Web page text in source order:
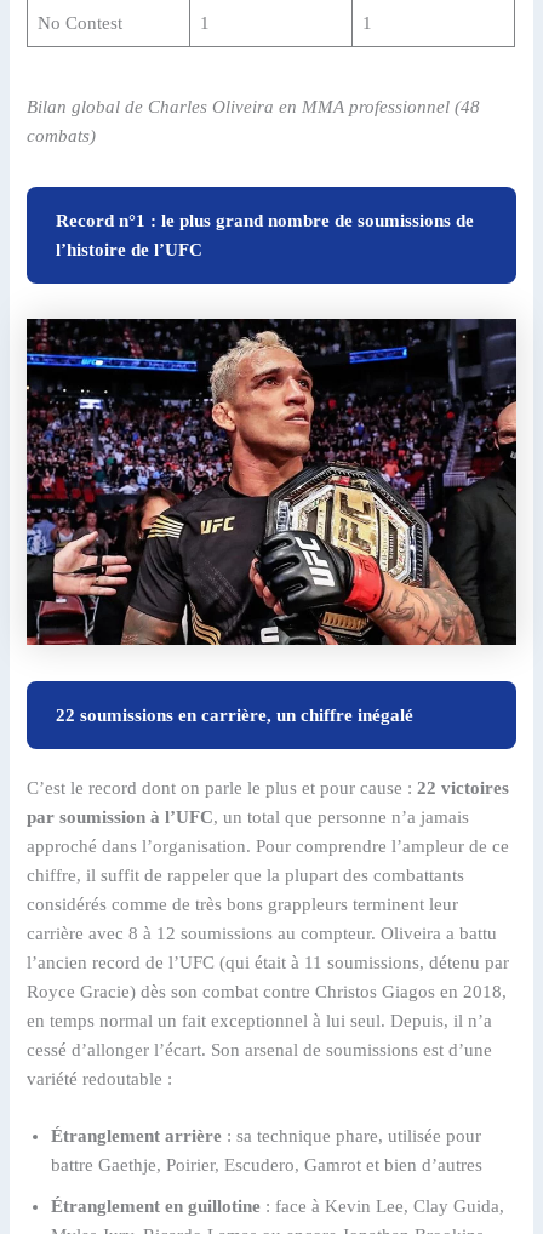
No Contest 1 1
Bilan global de Charles Oliveira en MMA professionnel (48
combats)
Record n°1 : le plus grand nombre de soumissions de
l’histoire de l’UFC
22 soumissions en carrière, un chiffre inégalé
C’est le record dont on parle le plus et pour cause :22 victoires
par soumission à l’UFC, un total que personne n’a jamais
approché dans l’organisation. Pour comprendre l’ampleur de ce
chiffre, il suffit de rappeler que la plupart des combattants
considérés comme de très bons grappleurs terminent leur
carrière avec 8 à 12 soumissions au compteur. Oliveira a battu
l’ancien record de l’UFC (qui était à 11 soumissions, détenu par
Royce Gracie) dès son combat contre Christos Giagos en 2018,
en temps normal un fait exceptionnel à lui seul. Depuis, il n’a
cessé d’allonger l’écart. Son arsenal de soumissions est d’une
variété redoutable :
Étranglement arrière : sa technique phare, utilisée pour
battre Gaethje, Poirier, Escudero, Gamrot et bien d’autres
Étranglement en guillotine : face à Kevin Lee, Clay Guida,